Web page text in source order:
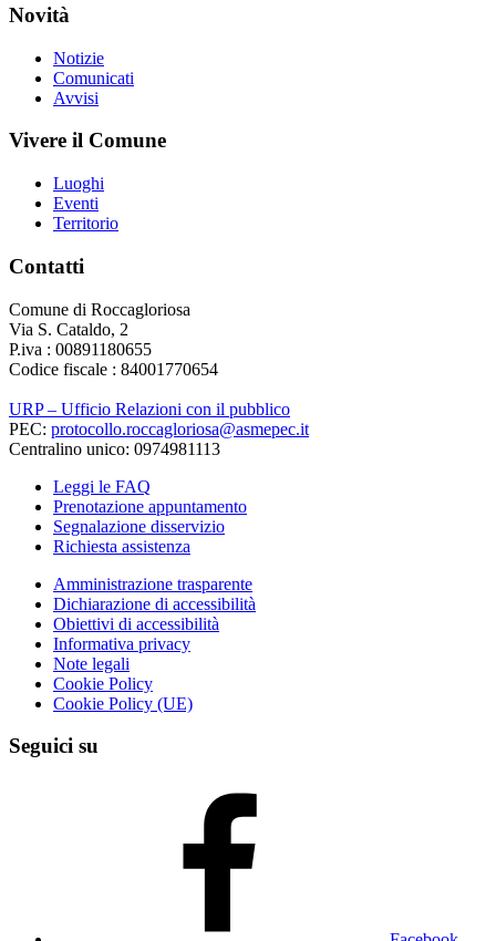
Novità
Notizie
Comunicati
Avvisi
Vivere il Comune
Luoghi
Eventi
Territorio
Contatti
Comune di Roccagloriosa
Via S. Cataldo, 2
P.iva : 00891180655
Codice fiscale : 84001770654
URP – Ufficio Relazioni con il pubblico
PEC: protocollo.roccagloriosa@asmepec.it
Centralino unico: 0974981113
Leggi le FAQ
Prenotazione appuntamento
Segnalazione disservizio
Richiesta assistenza
Amministrazione trasparente
Dichiarazione di accessibilità
Obiettivi di accessibilità
Informativa privacy
Note legali
Cookie Policy
Cookie Policy (UE)
Seguici su